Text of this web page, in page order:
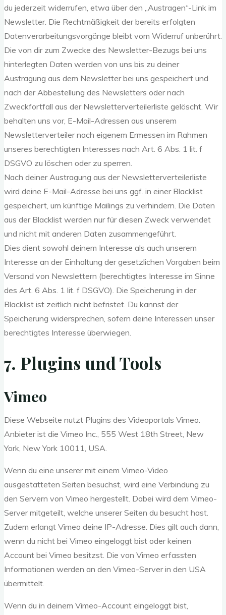
du jederzeit widerrufen, etwa über den „Austragen“-Link im
Newsletter. Die Rechtmäßigkeit der bereits erfolgten
Datenverarbeitungsvorgänge bleibt vom Widerruf unberührt.
Die von dir zum Zwecke des Newsletter-Bezugs bei uns
hinterlegten Daten werden von uns bis zu deiner
Austragung aus dem Newsletter bei uns gespeichert und
nach der Abbestellung des Newsletters oder nach
Zweckfortfall aus der Newsletterverteilerliste gelöscht. Wir
behalten uns vor, E-Mail-Adressen aus unserem
Newsletterverteiler nach eigenem Ermessen im Rahmen
unseres berechtigten Interesses nach Art. 6 Abs. 1 lit. f
DSGVO zu löschen oder zu sperren.
Nach deiner Austragung aus der Newsletterverteilerliste
wird deine E-Mail-Adresse bei uns ggf. in einer Blacklist
gespeichert, um künftige Mailings zu verhindern. Die Daten
aus der Blacklist werden nur für diesen Zweck verwendet
und nicht mit anderen Daten zusammengeführt.
Dies dient sowohl deinem Interesse als auch unserem
Interesse an der Einhaltung der gesetzlichen Vorgaben beim
Versand von Newslettern (berechtigtes Interesse im Sinne
des Art. 6 Abs. 1 lit. f DSGVO). Die Speicherung in der
Blacklist ist zeitlich nicht befristet. Du kannst der
Speicherung widersprechen, sofern deine Interessen unser
berechtigtes Interesse überwiegen.
7. Plugins und Tools
Vimeo
Diese Webseite nutzt Plugins des Videoportals Vimeo.
Anbieter ist die Vimeo Inc., 555 West 18th Street, New
York, New York 10011, USA.
Wenn du eine unserer mit einem Vimeo-Video
ausgestatteten Seiten besuchst, wird eine Verbindung zu
den Servern von Vimeo hergestellt. Dabei wird dem Vimeo-
Server mitgeteilt, welche unserer Seiten du besucht hast.
Zudem erlangt Vimeo deine IP-Adresse. Dies gilt auch dann,
wenn du nicht bei Vimeo eingeloggt bist oder keinen
Account bei Vimeo besitzst. Die von Vimeo erfassten
Informationen werden an den Vimeo-Server in den USA
übermittelt.
Wenn du in deinem Vimeo-Account eingeloggt bist,